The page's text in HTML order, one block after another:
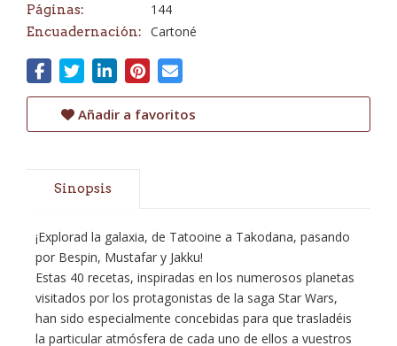
Páginas: 144
Encuadernación: Cartoné
Añadir a favoritos
Sinopsis
¡Explorad la galaxia, de Tatooine a Takodana, pasando
por Bespin, Mustafar y Jakku!
Estas 40 recetas, inspiradas en los numerosos planetas
visitados por los protagonistas de la saga Star Wars,
han sido especialmente concebidas para que trasladéis
la particular atmósfera de cada uno de ellos a vuestros